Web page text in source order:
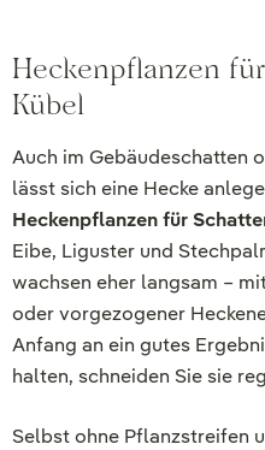
Heckenpflanzen
Kübel
Auch im Gebäudeschatten
lässt sich eine Hecke
Heckenpflanzen für
Eibe, Liguster und
wachsen eher langsam –
oder vorgezogener
Anfang an ein gutes
halten, schneiden Sie sie
Selbst ohne Pflanzstreifen